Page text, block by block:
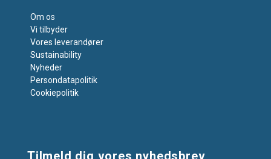
Om os
Vi tilbyder
Vores leverandører
Sustainability
Nyheder
Persondatapolitik
Cookiepolitik
Tilmeld dig vores nyhedsbrev